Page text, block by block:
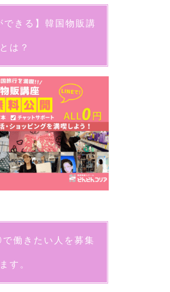
できる】韓国物販講
は？
働きたい人を募集
す。